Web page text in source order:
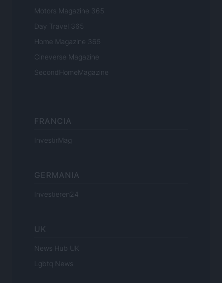
Motors Magazine 365
Day Travel 365
Home Magazine 365
Cineverse Magazine
SecondHomeMagazine
FRANCIA
InvestirMag
GERMANIA
Investieren24
UK
News Hub UK
Lgbtq News